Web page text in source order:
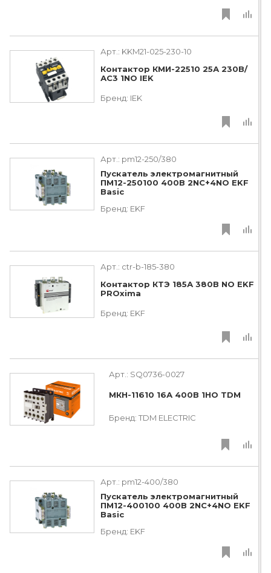
Арт.: KKM21-025-230-10
Контактор КМИ-22510 25А 230В/
АС3 1NO IEK
Бренд: IEK
Арт.: pm12-250/380
Пускатель электромагнитный
ПМ12-250100 400В 2NC+4NO EKF
Basic
Бренд: EKF
Арт.: ctr-b-185-380
Контактор КТЭ 185А 380В NO EKF
PROxima
Бренд: EKF
Арт.: SQ0736-0027
МКН-11610 16А 400В 1НО TDM
Бренд:TDM ЕLECTRIC
Арт.: pm12-400/380
Пускатель электромагнитный
ПМ12-400100 400В 2NC+4NO EKF
Basic
Бренд: EKF